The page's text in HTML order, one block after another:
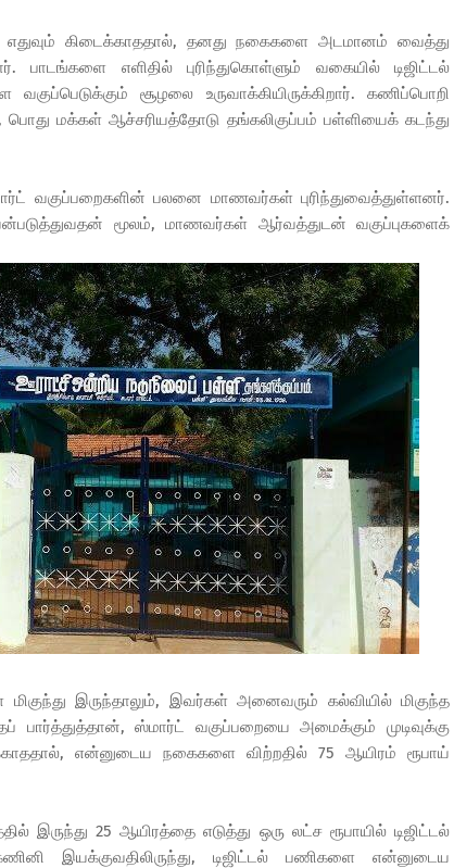
கிடைக்காததால், தனது நகைகளை அடமானம் வைத்து
பாடங்களை எளிதில் புரிந்துகொள்ளும் வகையில் டிஜிட்டல்
சூழலை உருவாக்கியிருக்கிறார். கணிப்பொறி
மக்கள் ஆச்சரியத்தோடு தங்கலிகுப்பம் பள்ளியைக் கடந்து
வகுப்பறைகளின் பலனை மாணவர்கள் புரிந்துவைத்துள்ளனர்.
மூலம், மாணவர்கள் ஆர்வத்துடன் வகுப்புகளைக்
இருந்தாலும், இவர்கள் அனைவரும் கல்வியில் மிகுந்த
ஸ்மார்ட் வகுப்பறையை அமைக்கும் முடிவுக்கு
என்னுடைய நகைகளை விற்றதில் 75 ஆயிரம் ரூபாய்
இருந்து 25 ஆயிரத்தை எடுத்து ஒரு லட்ச ரூபாயில் டிஜிட்டல்
இயக்குவதிலிருந்து, டிஜிட்டல் பணிகளை என்னுடைய